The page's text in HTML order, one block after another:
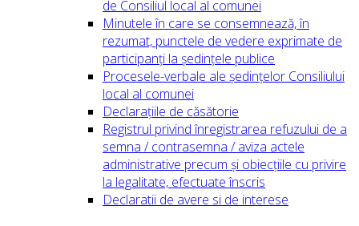
de Consiliul local al comunei
Minutele în care se consemnează, în
rezumat, punctele de vedere exprimate de
participanți la ședințele publice
Procesele-verbale ale ședințelor Consiliului
local al comunei
Declarațiile de căsătorie
Registrul privind înregistrarea refuzului de a
semna / contrasemna / aviza actele
administrative precum și obiecțiile cu privire
la legalitate, efectuate înscris
Declaratii de avere si de interese